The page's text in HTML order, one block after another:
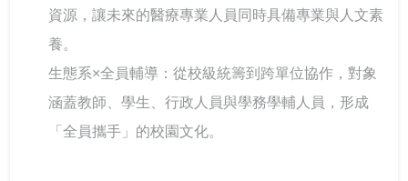
資源，讓未來的醫療專業人員同時具備專業與人文素
養。
生態系×全員輔導：從校級統籌到跨單位協作，對象
涵蓋教師、學生、行政人員與學務學輔人員，形成
「全員攜手」的校園文化。